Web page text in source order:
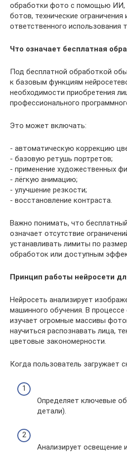
обработки фото с помощью ИИ,
ботов, технические ограничения
ответственного использования
Что означает бесплатная
Под бесплатной обработкой
к базовым функциям
необходимости приобретения
профессионального
Это может включать:
- автоматическую коррекцию
- базовую ретушь портретов;
- применение художественных
- лёгкую анимацию;
- улучшение резкости;
- восстановление контраста.
Важно понимать, что
означает отсутствие
устанавливать лимиты по
обработок или доступным
Принцип работы нейросети
Нейросеть анализирует
машинного обучения. В процессе
изучает огромные массивы
научиться распознавать лица,
цветовые закономерности.
Когда пользователь загружает
Определяет ключевые
детали).
Анализирует освещение